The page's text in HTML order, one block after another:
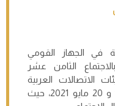
في الجهاز القومي
الثامن عشر
الاتصالات العربية
والذي عقد يومي 19 و 20 مايو 2021، حيث